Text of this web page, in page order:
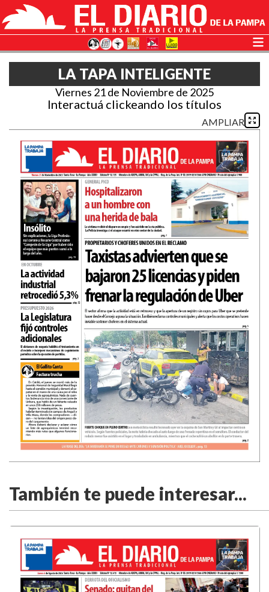
LA TAPA INTELIGENTE
Viernes 21 de Noviembre de 2025
Interactuá clickeando los títulos
AMPLIAR
También te puede interesar...